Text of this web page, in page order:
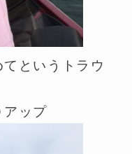
というトラウ
アップ